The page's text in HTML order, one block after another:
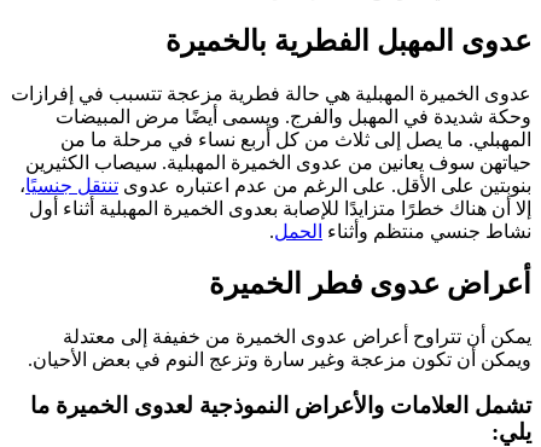
عدوى المهبل الفطرية بالخميرة
عدوى الخميرة المهبلية هي حالة فطرية مزعجة تتسبب في إفرازات
وحكة شديدة في المهبل والفرج. ويسمى أيضًا مرض المبيضات
المهبلي. ما يصل إلى ثلاث من كل أربع نساء في مرحلة ما من
حياتهن سوف يعانين من عدوى الخميرة المهبلية. سيصاب الكثيرين
بنوبتين على الأقل. على الرغم من عدم اعتباره عدوى تنتقل جنسيًا،
إلا أن هناك خطرًا متزايدًا للإصابة بعدوى الخميرة المهبلية أثناء أول
نشاط جنسي منتظم وأثناء الحمل.
أعراض عدوى فطر الخميرة
يمكن أن تتراوح أعراض عدوى الخميرة من خفيفة إلى معتدلة
ويمكن أن تكون مزعجة وغير سارة وتزعج النوم في بعض الأحيان.
تشمل العلامات والأعراض النموذجية لعدوى الخميرة ما
يلي: